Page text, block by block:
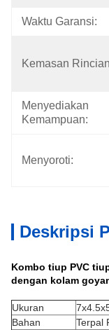
Waktu Garansi:
Kemasan
Menyediakan
Kemampuan:
Menyoroti:
Deskripsi
Kombo tiup PVC
dengan kolam
Ukuran
Bahan
Terpal